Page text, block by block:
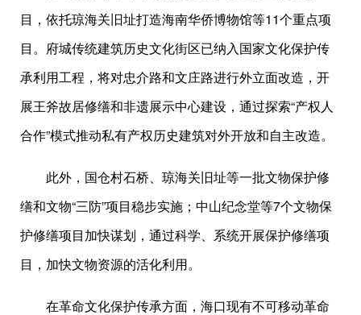
目，依托琼海关旧址打造海南华侨博物馆等11个重点项
目。府城传统建筑历史文化街区已纳入国家文化保护传
承利用工程，将对忠介路和文庄路进行外立面改造，开
展王斧故居修缮和非遗展示中心建设，通过探索“产权人
合作”模式推动私有产权历史建筑对外开放和自主改造。
此外，国仓村石桥、琼海关旧址等一批文物保护修
缮和文物“三防”项目稳步实施；中山纪念堂等7个文物保
护修缮项目加快谋划，通过科学、系统开展保护修缮项
目，加快文物资源的活化利用。
在革命文化保护传承方面，海口现有不可移动革命